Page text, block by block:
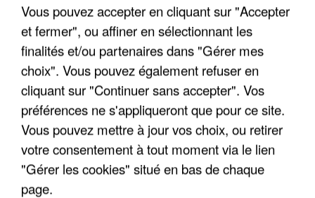
"JE SUIS À DISPOSITION DES
ENFOIRÉS"
"ON A TOUS LE TRAC"
Vous pouvez accepter en cliquant sur "Accepter
et fermer", ou affiner en sélectionnant les
finalités et/ou partenaires dans "Gérer mes
choix". Vous pouvez également refuser en
cliquant sur "Continuer sans accepter". Vos
préférences ne s'appliqueront que pour ce site.
Vous pouvez mettre à jour vos choix, ou retirer
votre consentement à tout moment via le lien
"Gérer les cookies" situé en bas de chaque
page.